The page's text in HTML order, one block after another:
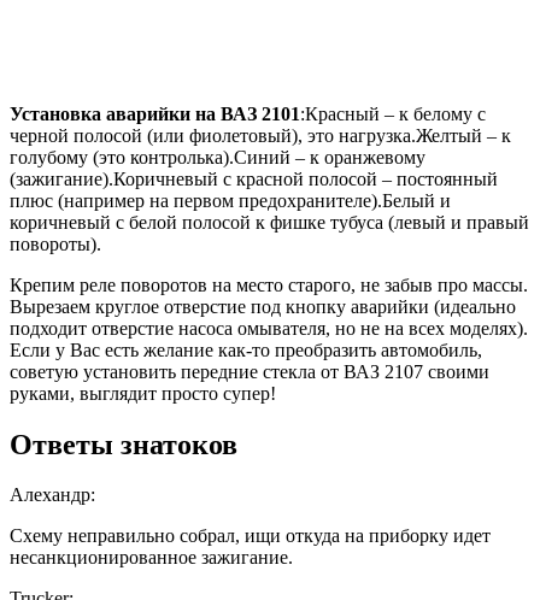
Установка аварийки на ВАЗ 2101:Красный – к белому с
черной полосой (или фиолетовый), это нагрузка.Желтый – к
голубому (это контролька).Синий – к оранжевому
(зажигание).Коричневый с красной полосой – постоянный
плюс (например на первом предохранителе).Белый и
коричневый с белой полосой к фишке тубуса (левый и правый
повороты).
Крепим реле поворотов на место старого, не забыв про массы.
Вырезаем круглое отверстие под кнопку аварийки (идеально
подходит отверстие насоса омывателя, но не на всех моделях).
Если у Вас есть желание как-то преобразить автомобиль,
советую установить передние стекла от ВАЗ 2107 своими
руками, выглядит просто супер!
Ответы знатоков
Алехандр:
Схему неправильно собрал, ищи откуда на приборку идет
несанкционированное зажигание.